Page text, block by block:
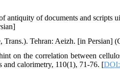
of documents and scripts
Tehran: Aeizh. [in Persian]
on the correlation between
and calorimetry, 110(1), 71-76. [